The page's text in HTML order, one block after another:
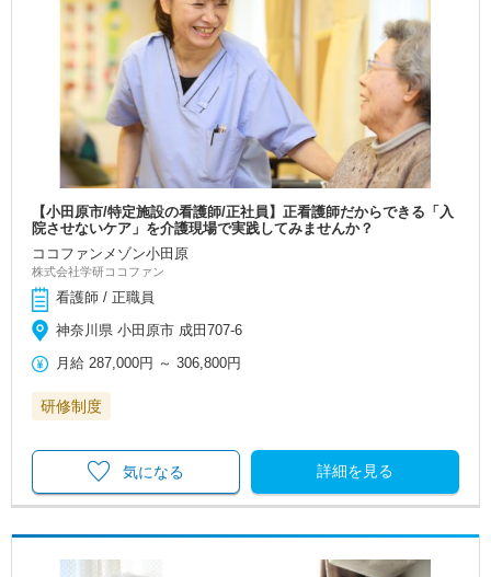
【小田原市/特定施設の看護師/正社員】正看護師だからできる「入
院させないケア」を介護現場で実践してみませんか？
ココファンメゾン小田原
株式会社学研ココファン
看護師 / 正職員
神奈川県 小田原市 成田707-6
月給 287,000円 ～306,800円
研修制度
詳細を見る
気になる